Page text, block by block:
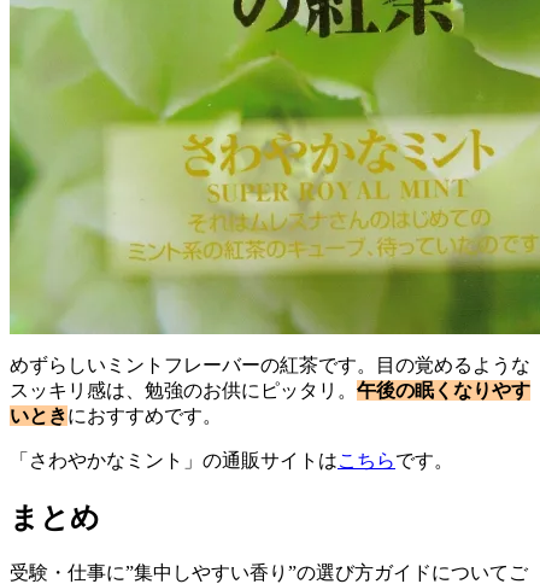
めずらしいミントフレーバーの紅茶です。目の覚めるような
スッキリ感は、勉強のお供にピッタリ。 午後の眠くなりやす
いときにおすすめです。
「さわやかなミント」の通販サイトはこちらです。
まとめ
受験・仕事に”集中しやすい香り”の選び方ガイドについてご